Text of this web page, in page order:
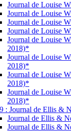
Journal de Louise
Journal de Louise
Journal de Louise
Journal de Louise
Journal de Louise
2018)*
Journal de Louise
2018)*
Journal de Louise
2018)*
Journal de Louise
2018)*
: Journal de Ellis &
Journal de Ellis &
Journal de Ellis &